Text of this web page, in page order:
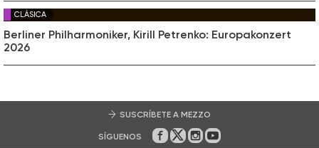
CLÁSICA
Berliner Philharmoniker, Kirill Petrenko: Europakonzert
2026
SUSCRÍBETE A MEZZO
SÍGUENOS En Facebook
En Twitter
En Instagram
En Youtube